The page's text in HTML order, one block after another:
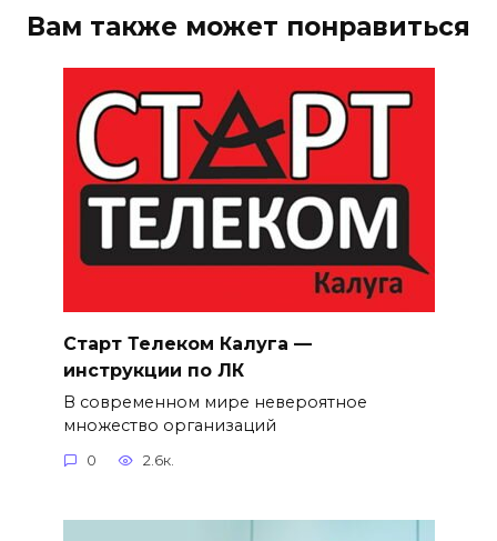
Вам также может понравиться
Старт Телеком Калуга —
инструкции по ЛК
В современном мире невероятное
множество организаций
0 2.6к.